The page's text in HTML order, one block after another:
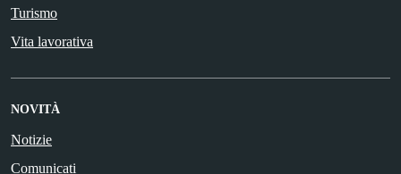
Turismo
Vita lavorativa
NOVITÀ
Notizie
Comunicati